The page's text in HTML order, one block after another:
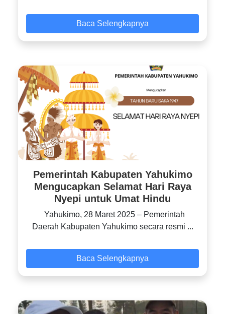
Baca Selengkapnya
Pemerintah Kabupaten Yahukimo
Mengucapkan Selamat Hari Raya
Nyepi untuk Umat Hindu
Yahukimo, 28 Maret 2025 – Pemerintah
Daerah Kabupaten Yahukimo secara resmi ...
Baca Selengkapnya